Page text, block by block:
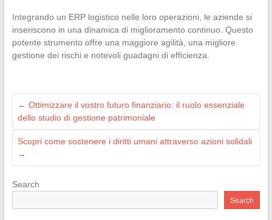
Integrando un ERP logistico nelle loro operazioni, le aziende si
inseriscono in una dinamica di miglioramento continuo. Questo
potente strumento offre una maggiore agilità, una migliore
gestione dei rischi e notevoli guadagni di efficienza.
← Ottimizzare il vostro futuro finanziario: il ruolo essenziale
dello studio di gestione patrimoniale
Scopri come sostenere i diritti umani attraverso azioni solidali
→
Search
Search